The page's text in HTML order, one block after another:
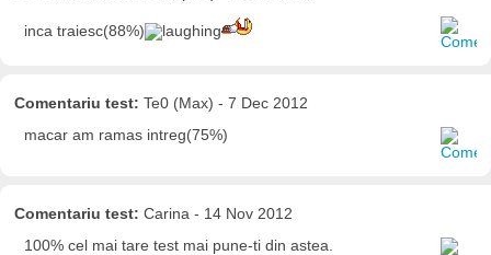
inca traiesc(88%)
Comentariu test: Te0 (Max) - 7 Dec 2012
macar am ramas intreg(75%)
Comentariu test: Carina - 14 Nov 2012
100% cel mai tare test mai pune-ti din astea.